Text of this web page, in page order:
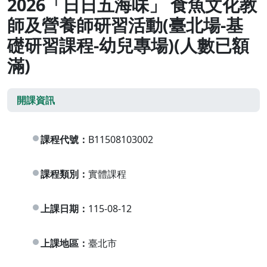
師及營養師研習活動(臺北場-基
礎研習課程-幼兒專場)(人數已額
滿)
開課資訊
課程代號： B11508103002
課程類別： 實體課程
上課日期： 115-08-12
上課地區： 臺北市